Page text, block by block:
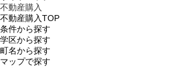
不動産購入
不動産購入TOP
条件から探す
学区から探す
町名から探す
マップで探す